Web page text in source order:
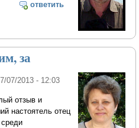
ответить
за
07/2013 - 12:03
отзыв и
настоятель отец